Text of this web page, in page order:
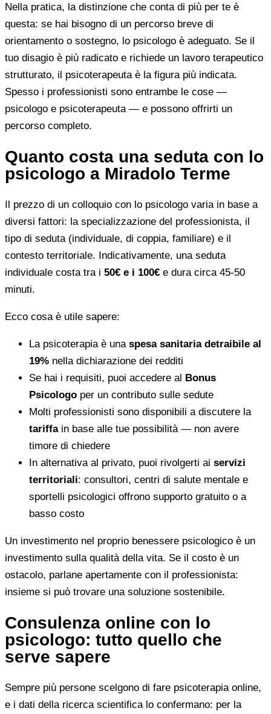
Nella pratica, la distinzione che conta di più per te è
questa: se hai bisogno di un percorso breve di
orientamento o sostegno, lo psicologo è adeguato. Se il
tuo disagio è più radicato e richiede un lavoro terapeutico
strutturato, il psicoterapeuta è la figura più indicata.
Spesso i professionisti sono entrambe le cose —
psicologo e psicoterapeuta — e possono offrirti un
percorso completo.
Quanto costa una seduta con lo
psicologo a Miradolo Terme
Il prezzo di un colloquio con lo psicologo varia in base a
diversi fattori: la specializzazione del professionista, il
tipo di seduta (individuale, di coppia, familiare) e il
contesto territoriale. Indicativamente, una seduta
individuale costa tra i 50€ e i 100€ e dura circa 45-50
minuti.
Ecco cosa è utile sapere:
La psicoterapia è una spesa sanitaria detraibile al
19% nella dichiarazione dei redditi
Se hai i requisiti, puoi accedere al Bonus
Psicologo per un contributo sulle sedute
Molti professionisti sono disponibili a discutere la
tariffain base alle tue possibilità — non avere
timore di chiedere
In alternativa al privato, puoi rivolgerti ai servizi
territoriali: consultori, centri di salute mentale e
sportelli psicologici offrono supporto gratuito o a
basso costo
Un investimento nel proprio benessere psicologico è un
investimento sulla qualità della vita. Se il costo è un
ostacolo, parlane apertamente con il professionista:
insieme si può trovare una soluzione sostenibile.
Consulenza online con lo
psicologo: tutto quello che
serve sapere
Sempre più persone scelgono di fare psicoterapia online,
e i dati della ricerca scientifica lo confermano: per la